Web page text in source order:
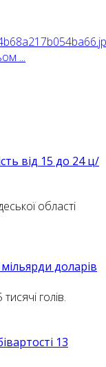
...
від 15 до 24 ц/
доларів
13